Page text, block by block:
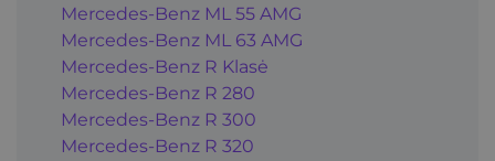
Mercedes-Benz ML 55 AMG
Mercedes-Benz ML 63 AMG
Mercedes-Benz R Klasė
Mercedes-Benz R 280
Mercedes-Benz R 300
Mercedes-Benz R 320